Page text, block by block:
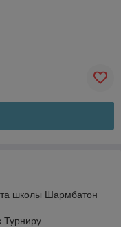
школы Шармбатон
Турниру.